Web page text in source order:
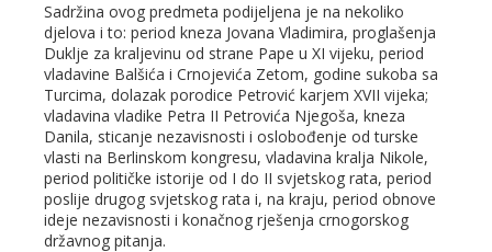
Sadržina ovog predmeta podijeljena je na nekoliko
djelova i to: period kneza Jovana Vladimira, proglašenja
Duklje za kraljevinu od strane Pape u XI vijeku, period
vladavine Balšića i Crnojevića Zetom, godine sukoba sa
Turcima, dolazak porodice Petrović karjem XVII vijeka;
vladavina vladike Petra II Petrovića Njegoša, kneza
Danila, sticanje nezavisnosti i oslobođenje od turske
vlasti na Berlinskom kongresu, vladavina kralja Nikole,
period političke istorije od I do II svjetskog rata, period
poslije drugog svjetskog rata i, na kraju, period obnove
ideje nezavisnosti i konačnog rješenja crnogorskog
državnog pitanja.